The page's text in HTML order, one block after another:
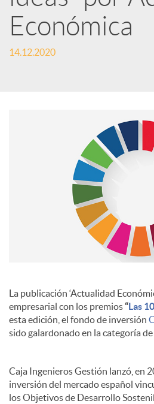
a
o
n
t
Económica
14.12.2020
La publicación ‘Actualidad
empresarial con los premios“Las
esta edición, el fondo de inversión
sido galardonado en la categoría
Caja Ingenieros Gestión lanzó, en
inversión del mercado español
los Objetivos de Desarrollo